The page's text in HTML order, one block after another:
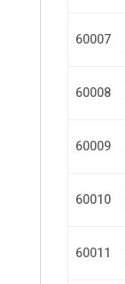
60007
60008
60009
60010
60011